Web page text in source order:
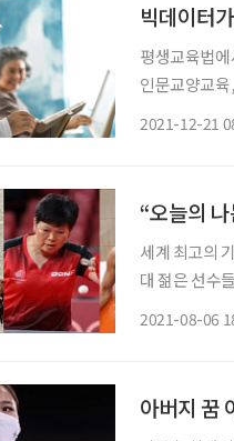
빅데이터
평생교육법
인문교양교
2021-12-21
“오늘의
세계 최고의
대 젊은 선수
2021-08-06
아버지 꿈